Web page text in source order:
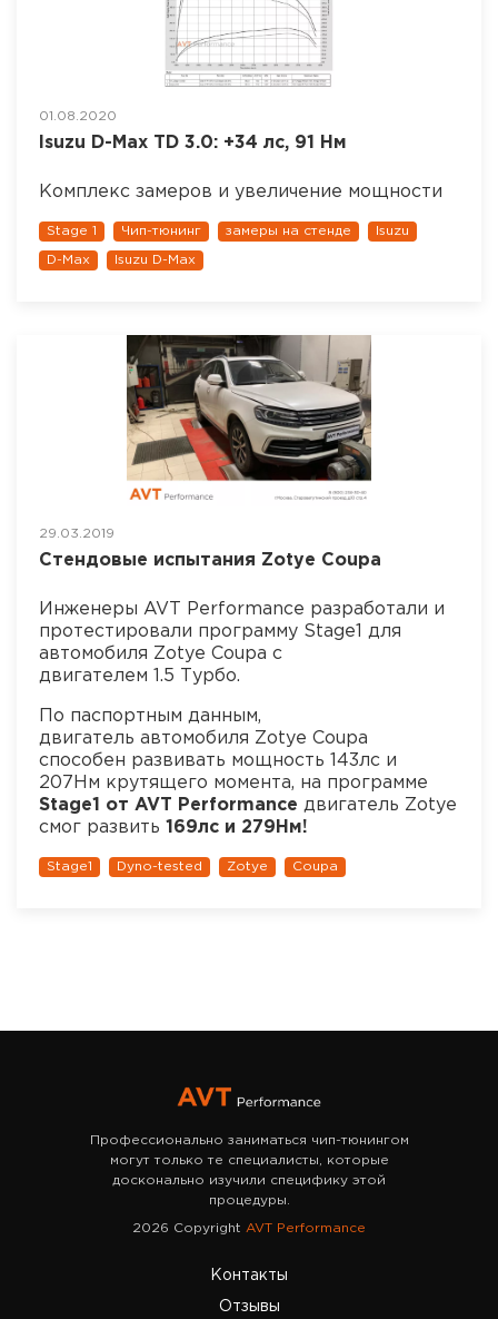
01.08.2020
Isuzu D-Max TD 3.0: +34 лс, 91 Нм
Комплекс замеров и увеличение мощности
Stage 1 Чип-тюнинг замеры на стенде Isuzu
D-Max Isuzu D-Max
29.03.2019
Стендовые испытания Zotye Coupa
Инженеры AVT Performance разработали и
протестировали программу Stage1 для
автомобиля Zotye Coupa с
двигателем 1.5 Турбо.
По паспортным данным,
двигатель автомобиля Zotye Coupa
способен развивать мощность 143лс и
207Нм крутящего момента, на программе
Stage1 от AVT Performance двигатель Zotye
смог развить 169лс и 279Нм!
Stage1 Dyno-tested Zotye Coupa
Профессионально заниматься чип-тюнингом
могут только те специалисты, которые
досконально изучили специфику этой
процедуры.
2026 Copyright AVT Performance
Отзывы
Контакты